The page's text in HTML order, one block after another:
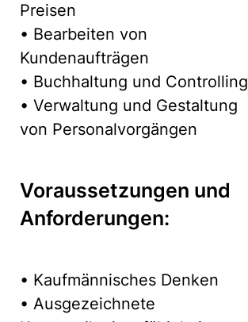
Preisen
• Bearbeiten von
Kundenaufträgen
• Buchhaltung und Controlling
• Verwaltung und Gestaltung
von Personalvorgängen
Voraussetzungen und
Anforderungen:
• Kaufmännisches Denken
• Ausgezeichnete